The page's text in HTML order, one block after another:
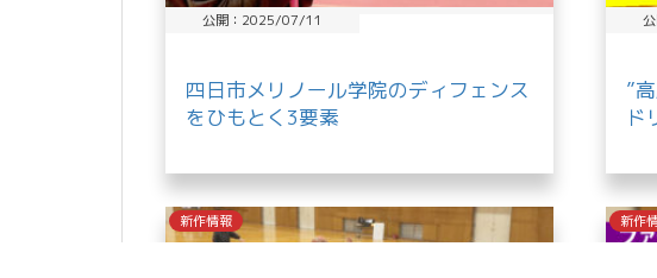
公開：2025/07/11
四日市メリノール学院のディフェンス
をひもとく3要素
”
ド
新作情報 新作